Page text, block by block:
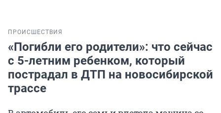
ПРОИСШЕСТВИЯ
«Погибли его родители»: что сейчас
с 5-летним ребенком, который
пострадал в ДТП на новосибирской
трассе